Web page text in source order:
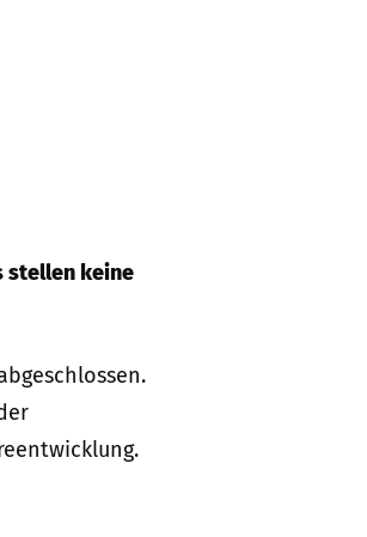
stellen keine